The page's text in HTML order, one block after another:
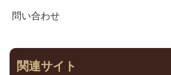
問い合わせ
関連サイト